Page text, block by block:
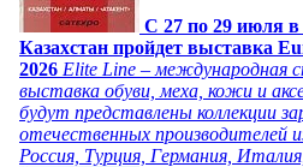
C 27 по 29 июля
Казахстан пройдет выставка
2026 Elite Line – международная
выставка обуви, меха, кожи и
будут представлены коллекции
отечественных производителей
Россия, Турция, Германия,